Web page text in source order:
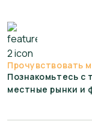
Прочувствовать
Познакомьтесь с
местные рынки и